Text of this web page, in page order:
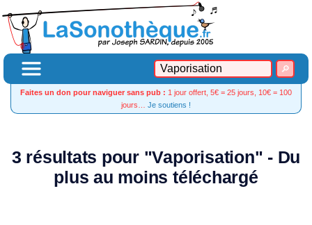
Faites un don pour naviguer sans pub : 1 jour offert, 5€ = 25 jours, 10€ = 100
jours… Je soutiens !
3 résultats pour "Vaporisation" - Du
plus au moins téléchargé